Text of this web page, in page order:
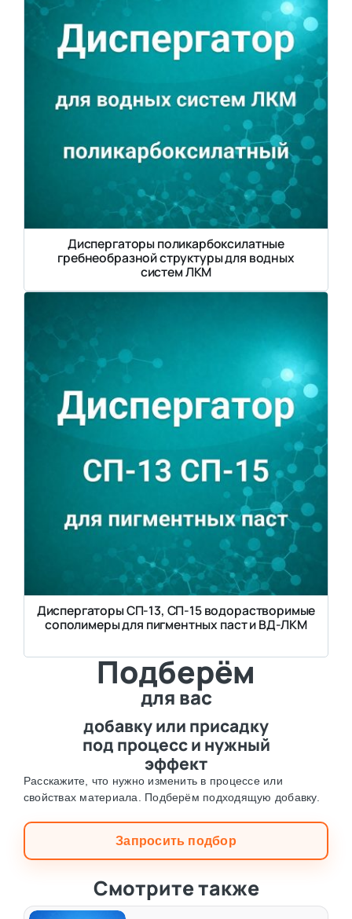
Диспергаторы поликарбоксилатные
гребнеобразной структуры для водных
систем ЛКМ
Диспергаторы СП-13, СП-15 водорастворимые
сополимеры для пигментных паст и ВД-ЛКМ
Подберём
для вас
добавку или присадку
под процесс и нужный
эффект
Расскажите, что нужно изменить в процессе или
свойствах материала. Подберём подходящую добавку.
Запросить подбор
Смотрите также